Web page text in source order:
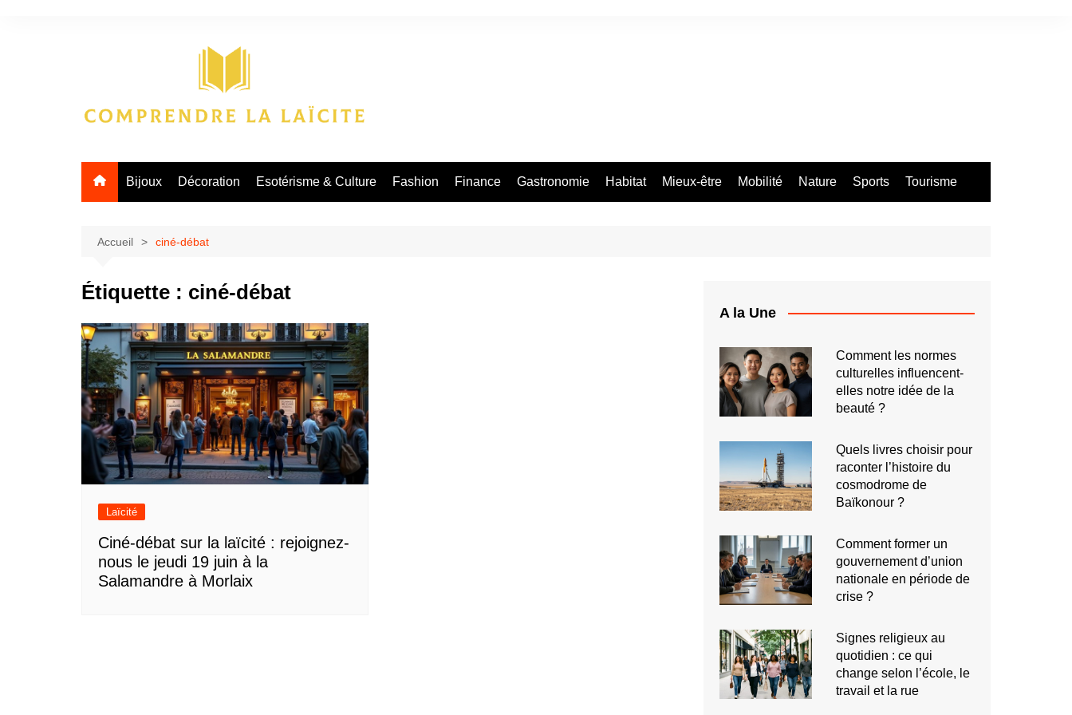
Bijoux Décoration Esotérisme & Culture Fashion Finance Gastronomie Habitat Mieux-être Mobilité Nature Sports Tourisme
Accueil ciné-débat
Étiquette : ciné-débat
Laïcité
Ciné-débat sur la laïcité : rejoignez-
nous le jeudi 19 juin à la
Salamandre à Morlaix
A la Une
Comment les normes
culturelles influencent-
elles notre idée de la
beauté ?
Quels livres choisir pour
raconter l’histoire du
cosmodrome de
Baïkonour ?
Comment former un
gouvernement d’union
nationale en période de
crise ?
Signes religieux au
quotidien : ce qui
change selon l’école, le
travail et la rue